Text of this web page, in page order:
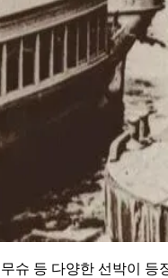
슈 등 다양한 선박이 등